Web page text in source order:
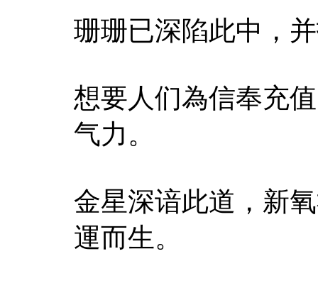
珊珊已深陷此中，
想要人们為信奉充
气力。
金星深谙此道，新
運而生。